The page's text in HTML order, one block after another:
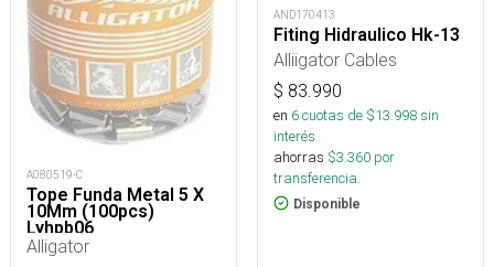
A080519-C
Tope Funda Metal 5 X
10Mm (100pcs)
Lyhpb06
Alligator
AND170413
Fiting Hidraulico Hk-13
Alliigator Cables
$ 83.990
en 6cuotas de $13.998sin
interés
ahorras $3.360 por
transferencia.
Disponible